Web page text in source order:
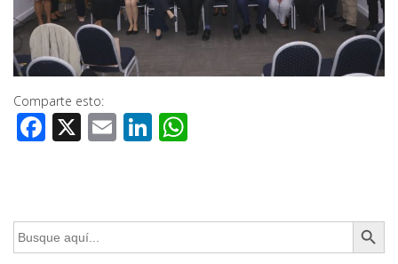
Comparte esto:
Facebook
X EmailLinkedIn
Buscar: Botón de